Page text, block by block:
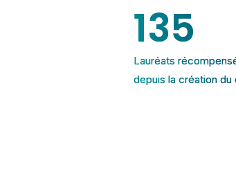
Lauréats
depuis la création du
135